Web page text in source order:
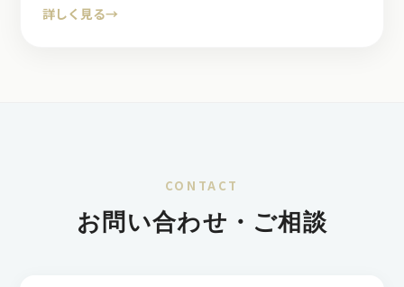
詳しく見る→
CONTACT
お問い合わせ・ご相談